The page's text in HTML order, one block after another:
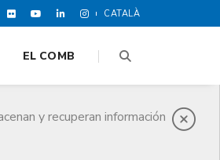
CATALÀ
y recuperan información
EL COMB